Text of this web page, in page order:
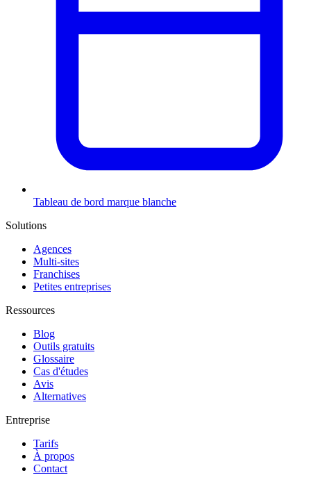
Tableau de bord marque blanche
Solutions
Agences
Multi-sites
Franchises
Petites entreprises
Ressources
Blog
Outils gratuits
Glossaire
Cas d'études
Avis
Alternatives
Entreprise
Tarifs
À propos
Contact